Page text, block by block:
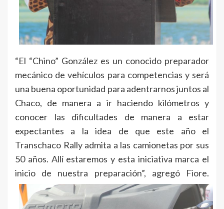
“El “Chino” González es un conocido preparador
mecánico de vehículos para competencias y será
una buena oportunidad para adentrarnos juntos al
Chaco, de manera a ir haciendo kilómetros y
conocer las dificultades de manera a estar
expectantes a la idea de que este año el
Transchaco Rally admita a las camionetas por sus
50 años. Allí estaremos y esta iniciativa marca el
inicio de nuestra preparación”, agregó Fiore.